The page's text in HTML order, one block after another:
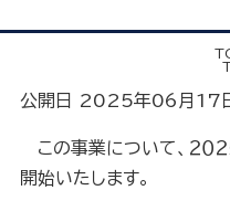
公開日 2025年06月17
この事業について、２０
開始いたします。